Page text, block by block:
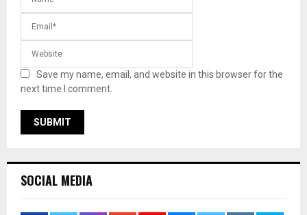
Save my name, email, and website in this browser for the
next time I comment.
SOCIAL MEDIA